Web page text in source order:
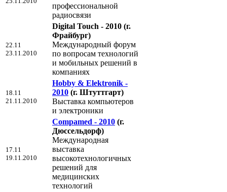
профессиональной
радиосвязи
22.11
23.11.2010
Digital Touch - 2010 (г.
Фрайбург)
Международный форум
по вопросам технологий
и мобильных решений в
компаниях
18.11
21.11.2010
Hobby & Elektronik -
2010 (г. Штуттгарт)
Выставка компьютеров
и электроники
17.11
19.11.2010
Compamed - 2010 (г.
Дюссельдорф)
Международная
выставка
высокотехнологичных
решений для
медицинских
технологий